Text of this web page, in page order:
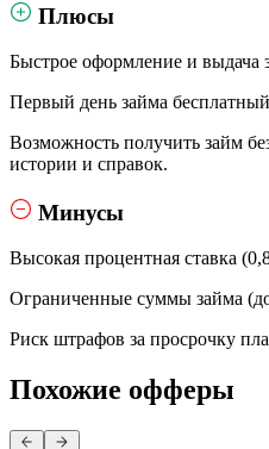
Плюсы
Быстрое оформление и выдача
Первый день займа
Возможность получить займ
истории и справок.
Минусы
Высокая процентная ставка
Ограниченные суммы займа
Риск штрафов за просрочку
Похожие офферы